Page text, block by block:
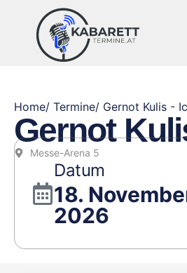
Home/ Termine/ Gernot Kulis -
Gernot
Messe-Arena 5
Datum
18.
2026